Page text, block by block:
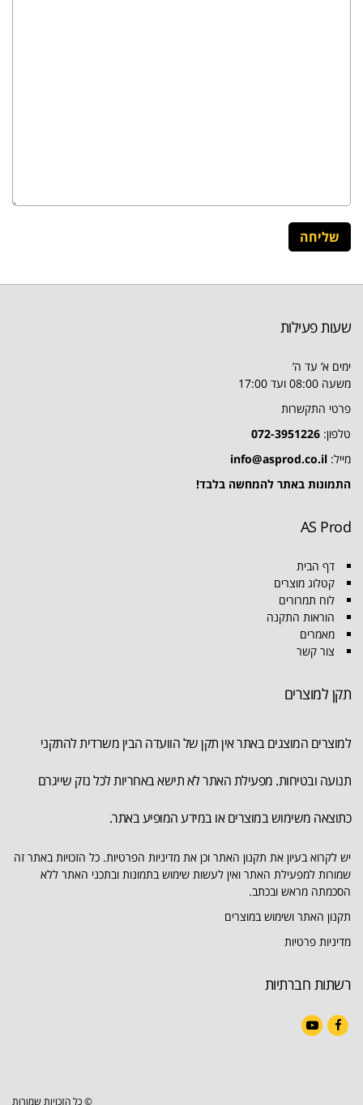
שעות פעילות
ימים א’ עד ה’
משעה 08:00 ועד 17:00
פרטי התקשרות
טלפון: 072-3951226
מייל: info@asprod.co.il
התמונות באתר להמחשה בלבד!
AS Prod
דף הבית
קטלוג מוצרים
לוח תמרורים
הוראות התקנה
מאמרים
צור קשר
תקן למוצרים
למוצרים המוצגים באתר אין תקן של הוועדה הבין משרדית להתקני
תנועה ובטיחות. מפעילת האתר לא תישא באחריות לכל נזק שייגרם
כתוצאה משימוש במוצרים או במידע המופיע באתר.
יש לקרוא בעיון את תקנון האתר וכן את מדיניות הפרטיות. כל הזכויות באתר זה
שמורות למפעילת האתר ואין לעשות שימוש בתמונות ובתכני האתר ללא
הסכמתה מראש ובכתב.
תקנון האתר ושימוש במוצרים
מדיניות פרטיות
רשתות חברתיות
© כל הזכויות שמורות